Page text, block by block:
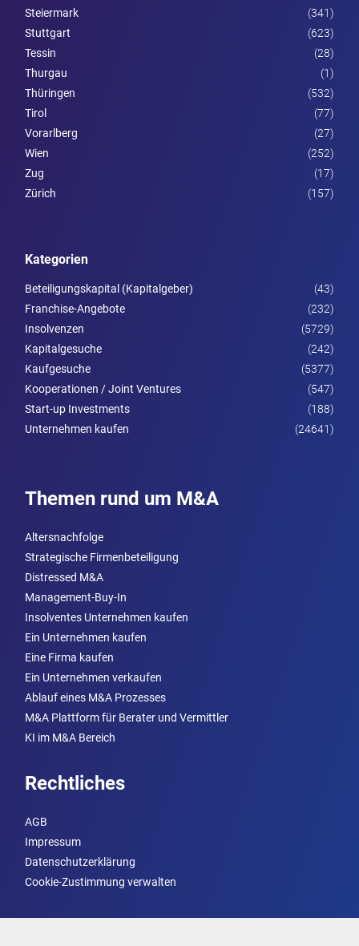
Steier­mark
(341)
Stuttgart
(623)
Tessin
(28)
Thurgau
(1)
Thüringen
(532)
Tirol
(77)
Vorarl­berg
(27)
Wien
(252)
Zug
(17)
Zürich
(157)
Kategorien
Beteiligungskapital (Kapitalgeber)
(43)
Franchise-Angebote
(232)
Insolvenzen
(5729)
Kapitalgesuche
(242)
Kaufgesuche
(5377)
Kooperationen / Joint Ventures
(547)
Start-up Investments
(188)
Unternehmen kaufen
(24641)
Themen rund um M&A
Altersnachfolge
Strategische Firmenbeteiligung
Distressed M&A
Management-Buy-In
Insolventes Unternehmen kaufen
Ein Unternehmen kaufen
Eine Firma kaufen
Ein Unternehmen verkaufen
Ablauf eines M&A Prozesses
M&A Plattform für Berater und Vermittler
KI im M&A Bereich
Rechtliches
AGB
Impressum
Datenschutzerklärung
Cookie-Zustimmung verwalten